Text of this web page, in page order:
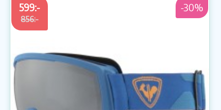
599:-
856:-
-30%